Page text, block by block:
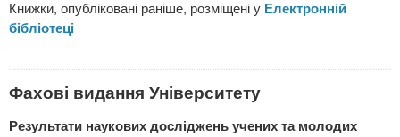
Книжки, опубліковані раніше, розміщені у Електронній
бібліотеці
Фахові видання Університету
Результати наукових досліджень учених та молодих